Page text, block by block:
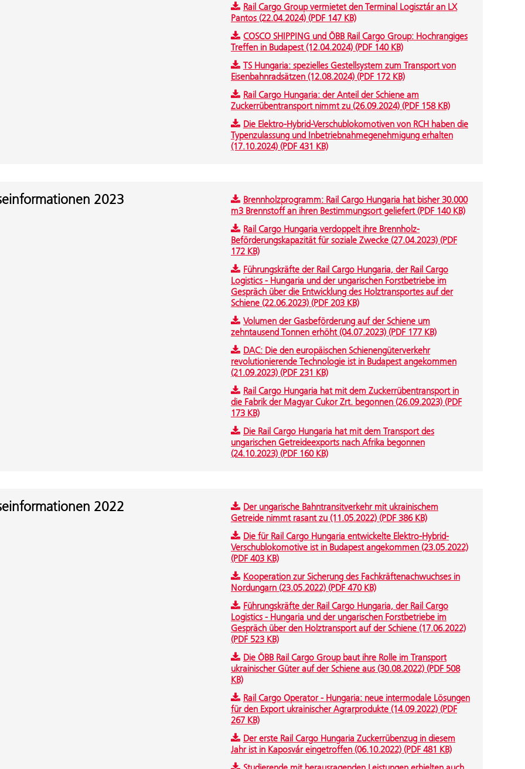
Rail Cargo Group vermietet den Terminal Logisztár an LX
Pantos (22.04.2024) (PDF 147 KB)
COSCO SHIPPING und ÖBB Rail Cargo Group: Hochrangiges
Treffen in Budapest (12.04.2024) (PDF 140 KB)
TS Hungaria: spezielles Gestellsystem zum Transport von
Eisenbahnradsätzen (12.08.2024) (PDF 172 KB)
Rail Cargo Hungaria: der Anteil der Schiene am
Zuckerrübentransport nimmt zu (26.09.2024) (PDF 158 KB)
Die Elektro-Hybrid-Verschublokomotiven von RCH haben die
Typenzulassung und Inbetriebnahmegenehmigung erhalten
(17.10.2024) (PDF 431 KB)
2023
Brennholzprogramm: Rail Cargo Hungaria hat bisher 30.000
m3 Brennstoff an ihren Bestimmungsort geliefert (PDF 140 KB)
Rail Cargo Hungaria verdoppelt ihre Brennholz-
Beförderungskapazität für soziale Zwecke (27.04.2023) (PDF
172 KB)
Führungskräfte der Rail Cargo Hungaria, der Rail Cargo
Logistics - Hungaria und der ungarischen Forstbetriebe im
Gespräch über die Entwicklung des Holztransportes auf der
Schiene (22.06.2023) (PDF 203 KB)
Volumen der Gasbeförderung auf der Schiene um
zehntausend Tonnen erhöht (04.07.2023) (PDF 177 KB)
DAC: Die den europäischen Schienengüterverkehr
revolutionierende Technologie ist in Budapest angekommen
(21.09.2023) (PDF 231 KB)
Rail Cargo Hungaria hat mit dem Zuckerrübentransport in
die Fabrik der Magyar Cukor Zrt. begonnen (26.09.2023) (PDF
173 KB)
Die Rail Cargo Hungaria hat mit dem Transport des
ungarischen Getreideexports nach Afrika begonnen
(24.10.2023) (PDF 160 KB)
2022
Der ungarische Bahntransitverkehr mit ukrainischem
Getreide nimmt rasant zu (11.05.2022) (PDF 386 KB)
Die für Rail Cargo Hungaria entwickelte Elektro-Hybrid-
Verschublokomotive ist in Budapest angekommen (23.05.2022)
(PDF 403 KB)
Kooperation zur Sicherung des Fachkräftenachwuchses in
Nordungarn (23.05.2022) (PDF 470 KB)
Führungskräfte der Rail Cargo Hungaria, der Rail Cargo
Logistics - Hungaria und der ungarischen Forstbetriebe im
Gespräch über den Holztransport auf der Schiene (17.06.2022)
(PDF 523 KB)
Die ÖBB Rail Cargo Group baut ihre Rolle im Transport
ukrainischer Güter auf der Schiene aus (30.08.2022) (PDF 508
KB)
Rail Cargo Operator - Hungaria: neue intermodale Lösungen
für den Export ukrainischer Agrarprodukte (14.09.2022) (PDF
267 KB)
Der erste Rail Cargo Hungaria Zuckerrübenzug in diesem
Jahr ist in Kaposvár eingetroffen (06.10.2022) (PDF 481 KB)